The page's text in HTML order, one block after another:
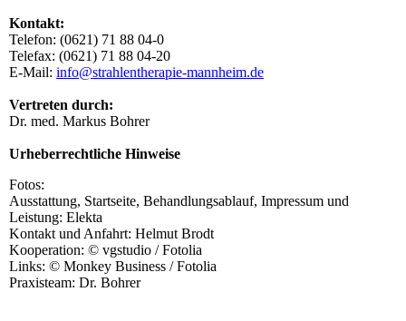
Kontakt:
Telefon: (0621) 71 88 04-0
Telefax: (0621) 71 88 04-20
E-Mail: info@strahlentherapie-mannheim.de
Vertreten durch:
Dr. med. Markus Bohrer
Urheberrechtliche Hinweise
Fotos:
Ausstattung, Startseite, Behandlungsablauf, Impressum und
Leistung: Elekta
Kontakt und Anfahrt: Helmut Brodt
Kooperation: © vgstudio / Fotolia
Links: © Monkey Business / Fotolia
Praxisteam: Dr. Bohrer